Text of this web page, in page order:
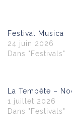
Festival Musica
24 juin 2026
Dans "Festivals"
La Tempête –
1 juillet 2026
Dans "Festivals"